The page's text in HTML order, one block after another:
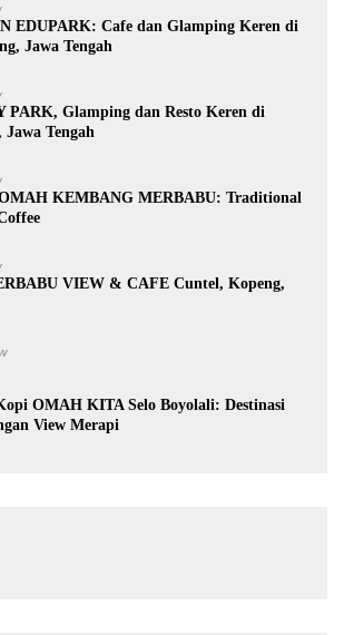
EDUPARK: Cafe dan Glamping Keren di
Jawa Tengah
PARK, Glamping dan Resto Keren di
Jawa Tengah
KEMBANG MERBABU: Traditional
VIEW & CAFE Cuntel, Kopeng,
OMAH KITA Selo Boyolali: Destinasi
View Merapi